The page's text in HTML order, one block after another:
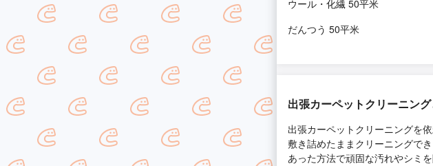
ウール・化繊 50平米
だんつう 50平米
出張カーペットクリーニン
出張カーペットクリーニングを
敷き詰めたままクリーニングで
あった方法で頑固な汚れやシミ